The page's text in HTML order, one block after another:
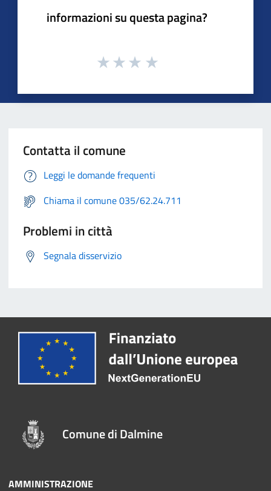
informazioni su questa pagina?
Contatta il comune
Leggi le domande frequenti
Chiama il comune 035/62.24.711
Problemi in città
Segnala disservizio
Comune di Dalmine
AMMINISTRAZIONE